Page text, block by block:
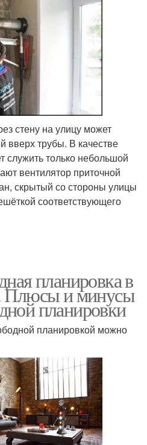
стену на улицу может
вверх трубы. В качестве
служить только небольшой
вентилятор приточной
скрытый со стороны улицы
соответствующего
планировка в
Плюсы и минусы
планировки
планировкой можно